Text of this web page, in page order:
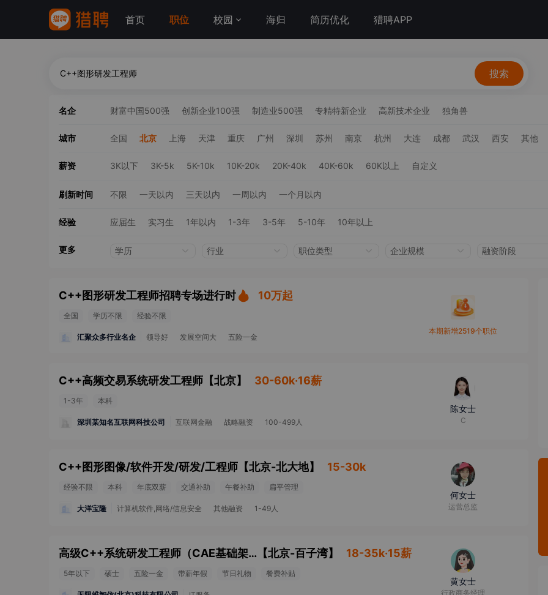
首页 职位 校园 海归 简历优化 猎聘APP
搜索
名企 财富中国500强 创新企业100强 制造业500强 专精特新企业 高新技术企业 独角兽
城市 全国 北京 上海 天津 重庆 广州 深圳 苏州 南京 杭州 大连 成都 武汉 西安 其他
薪资 3K以下 3K-5k 5K-10k 10K-20k 20K-40k 40K-60k 60K以上 自定义
刷新时间 不限 一天以内 三天以内 一周以内 一个月以内
经验 应届生 实习生 1年以内 1-3年 3-5年 5-10年 10年以上
更多 学历 行业 职位类型 企业规模 融资阶段
C++图形研发工程师招聘专场进行时 10万起
全国 学历不限 经验不限
汇聚众多行业名企 领导好 发展空间大 五险一金
本期新增2519个职位
C++高频交易系统研发工程师 【北京】 30-60k·16薪
1-3年 本科
深圳某知名互联网科技公司 互联网金融 战略融资 100-499人
陈女士
C
C++图形图像/软件开发/研发/工程师 【北京-北大地】 15-30k
经验不限 本科 年底双薪 交通补助 午餐补助 扁平管理
大洋宝隆 计算机软件,网络/信息安全 其他融资 1-49人
何女士
运营总监
高级C++系统研发工程师（CAE基础架构方向） 【北京-百子湾】 18-35k·15薪
5年以下 硕士 五险一金 带薪年假 节日礼物 餐费补贴
黄女士
行政商务经理